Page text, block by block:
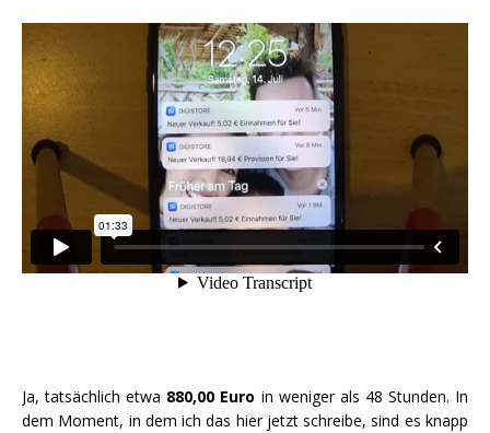
Ja, tatsächlich etwa 880,00 Euro in weniger als 48 Stunden. In
dem Moment, in dem ich das hier jetzt schreibe, sind es knapp